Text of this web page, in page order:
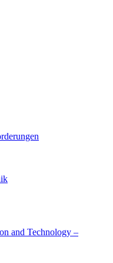
and Technology –